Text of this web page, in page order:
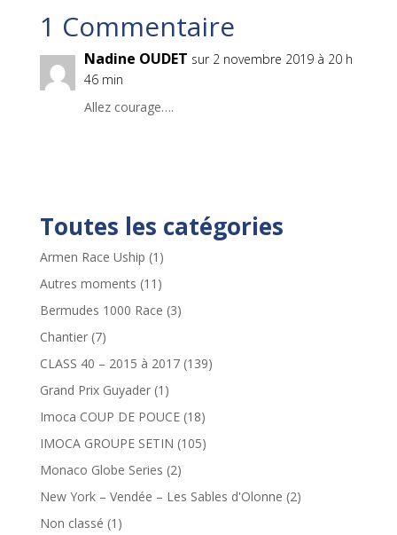
1 Commentaire
Nadine OUDET sur 2 novembre 2019 à 20 h
46 min
Allez courage….
Toutes les catégories
Armen Race Uship (1)
Autres moments (11)
Bermudes 1000 Race (3)
Chantier(7)
CLASS 40 – 2015 à 2017(139)
Grand Prix Guyader(1)
Imoca COUP DE POUCE(18)
IMOCA GROUPE SETIN (105)
Monaco Globe Series (2)
New York – Vendée – Les Sables d'Olonne (2)
Non classé (1)